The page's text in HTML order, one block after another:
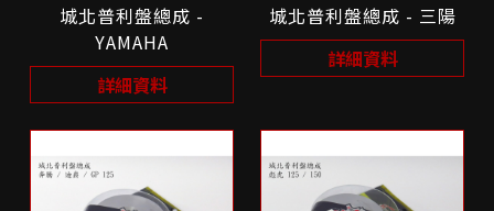
城北普利盤總成 -
YAMAHA
詳細資料
城北普利盤總成 - 三陽
詳細資料